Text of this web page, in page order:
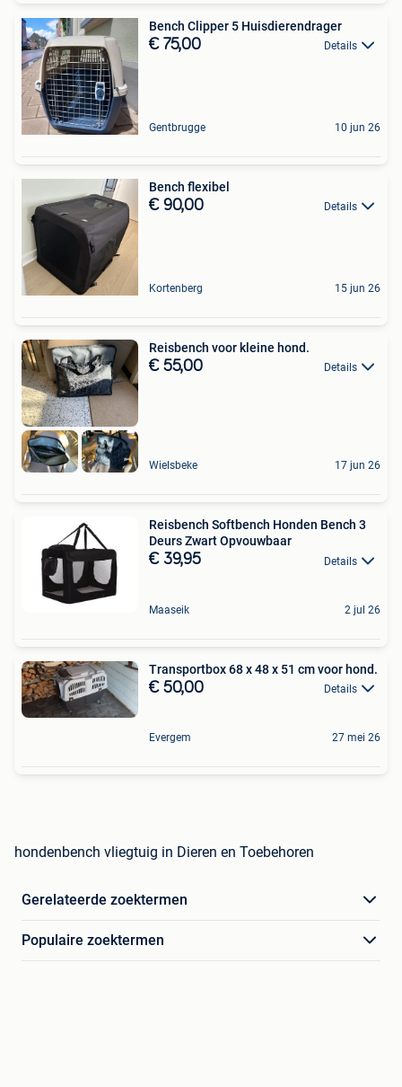
Bench Clipper 5 Huisdierendrager
€ 75,00 Details
Gentbrugge 10 jun 26
Bench flexibel
€ 90,00 Details
Kortenberg 15 jun 26
Reisbench voor kleine hond.
€ 55,00 Details
Wielsbeke 17 jun 26
Reisbench Softbench Honden Bench 3
Deurs Zwart Opvouwbaar
€ 39,95 Details
Maaseik 2 jul 26
Transportbox 68 x 48 x 51 cm voor hond.
€ 50,00 Details
Evergem 27 mei 26
hondenbench vliegtuig in Dieren en Toebehoren
Gerelateerde zoektermen
Populaire zoektermen